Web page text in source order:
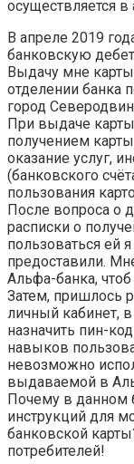
осуществляется
В апреле 2019
банковскую
Выдачу мне
отделении банка
город
При выдаче
получением
оказание услуг,
(банковского
пользования
После вопроса о
расписки о
пользоваться ей
предоставили.
Альфа-банка, чтоб
Затем, пришлось
личный кабинет,
назначить пин-
навыков
невозможно
выдаваемой в
Почему в данном
инструкций для
банковской
потребителей!